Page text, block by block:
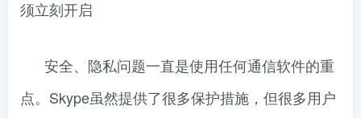
须立刻开启
安全、隐私问题一直是使用任何通信软件的重
点。Skype虽然提供了很多保护措施，但很多用户